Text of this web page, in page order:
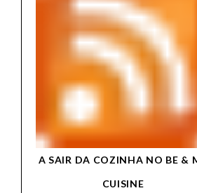
A SAIR DA COZINHA NO BE &
CUISINE